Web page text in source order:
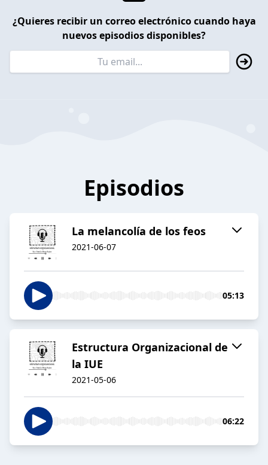
¿Quieres recibir un correo electrónico cuando haya
nuevos episodios disponibles?
Episodios
La melancolía de los feos
2021-06-07
05:13
Estructura Organizacional de
la IUE
2021-05-06
06:22